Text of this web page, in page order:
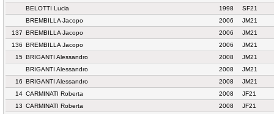
BELOTTI Lucia
1998
SF21
BREMBILLA Jacopo
2006
JM21
137 BREMBILLA Jacopo 2006
JM21
136 BREMBILLA Jacopo 2006
JM21
15 BRIGANTI Alessandro 2008
JM21
BRIGANTI Alessandro
2008
JM21
16 BRIGANTI Alessandro 2008
JM21
14 CARMINATI Roberta 2008
JF21
13 CARMINATI Roberta 2008
JF21